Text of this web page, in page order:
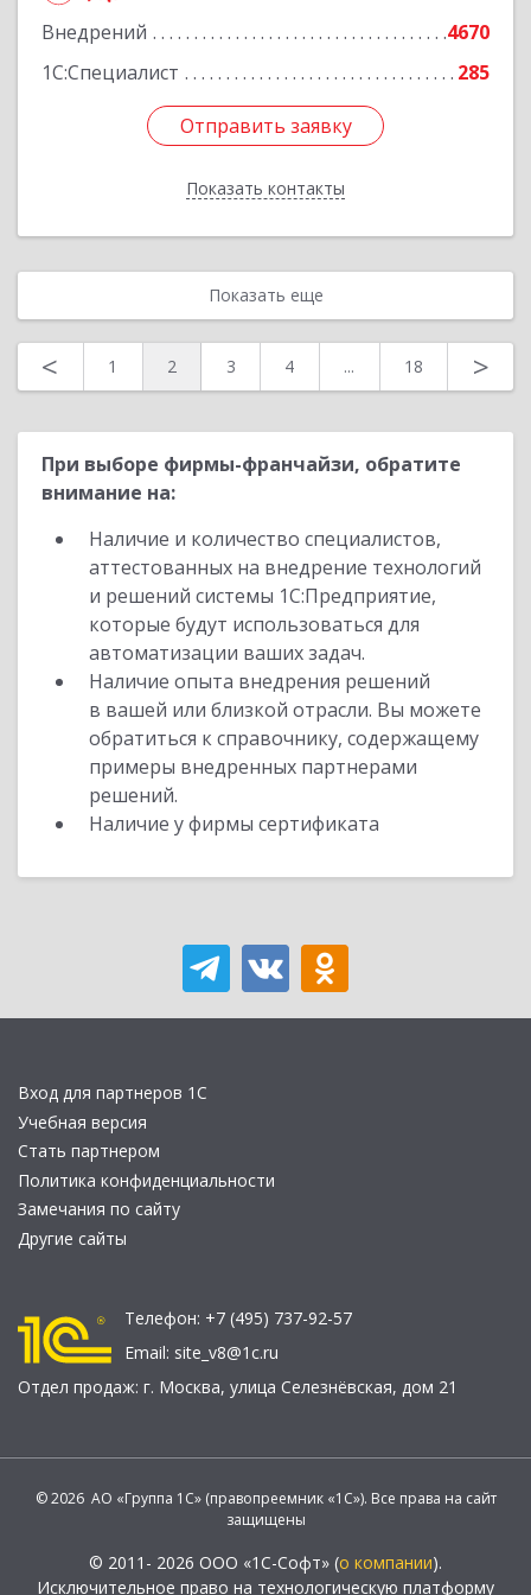
Внедрений
4670
1С:Специалист
285
Отправить заявку
Показать контакты
Отправить заявку
Назад
Показать еще
< 1 2 3 4 ... 18 >
При выборе фирмы-франчайзи, обратите
внимание на:
Наличие и количество специалистов,
аттестованных на внедрение технологий
и решений системы 1С:Предприятие,
которые будут использоваться для
автоматизации ваших задач.
Наличие опыта внедрения решений
в вашей или близкой отрасли. Вы можете
обратиться к справочнику, содержащему
примеры внедренных партнерами
решений.
Наличие у фирмы сертификата
Вход для партнеров 1С
Учебная версия
Стать партнером
Политика конфиденциальности
Замечания по сайту
Другие сайты
Телефон: +7 (495) 737-92-57
Email: site_v8@1c.ru
Отдел продаж: г. Москва, улица Селезнёвская, дом 21
© 2026 АО «Группа 1С» (правопреемник «1С»). Все права на сайт
защищены
© 2011- 2026 ООО «1С-Софт» (о компании).
Исключительное право на технологическую платформу